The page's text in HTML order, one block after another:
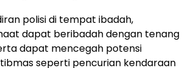
polisi di tempat ibadah,
dapat beribadah dengan tenang
dapat mencegah potensi
seperti pencurian kendaraan